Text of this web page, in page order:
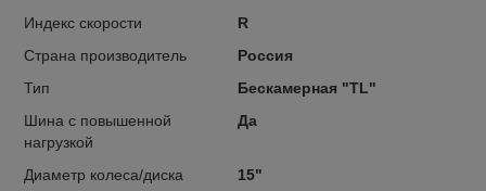
Индекс скорости
R
Страна производитель
Россия
Тип
Бескамерная "TL"
Шина с повышенной
нагрузкой
Да
Диаметр колеса/диска 15"